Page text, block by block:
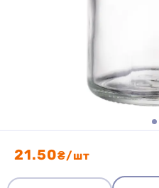
21.50₴/шт